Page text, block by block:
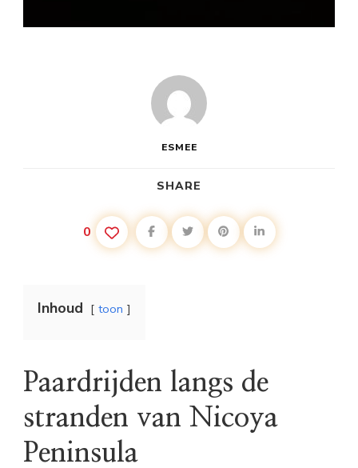
ESMEE
SHARE
0
Inhoud toon
Paardrijden langs de
stranden van Nicoya
Peninsula